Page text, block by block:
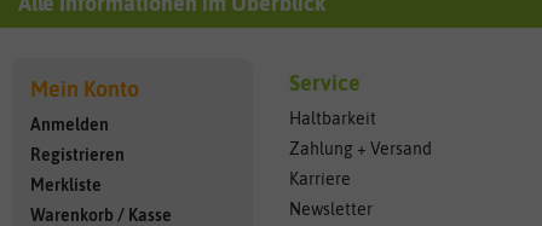
Mein Konto
Anmelden
Registrieren
Merkliste
Warenkorb / Kasse
Service
Haltbarkeit
Zahlung + Versand
Karriere
Newsletter